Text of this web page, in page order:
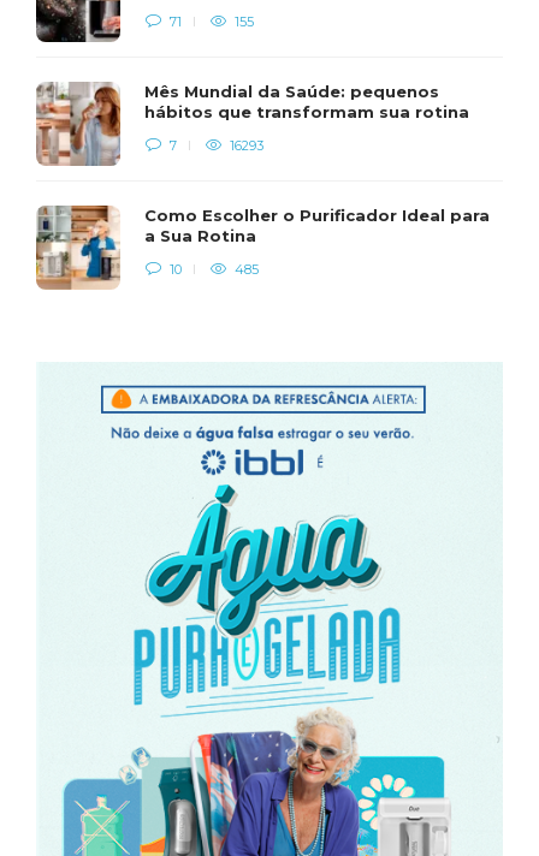
71 155
Mês Mundial da Saúde: pequenos
hábitos que transformam sua rotina
7 16293
Como Escolher o Purificador Ideal para
a Sua Rotina
10 485